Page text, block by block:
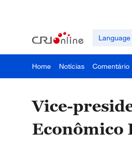
Language
Home Notícias Comentário
Vice-
Econômico